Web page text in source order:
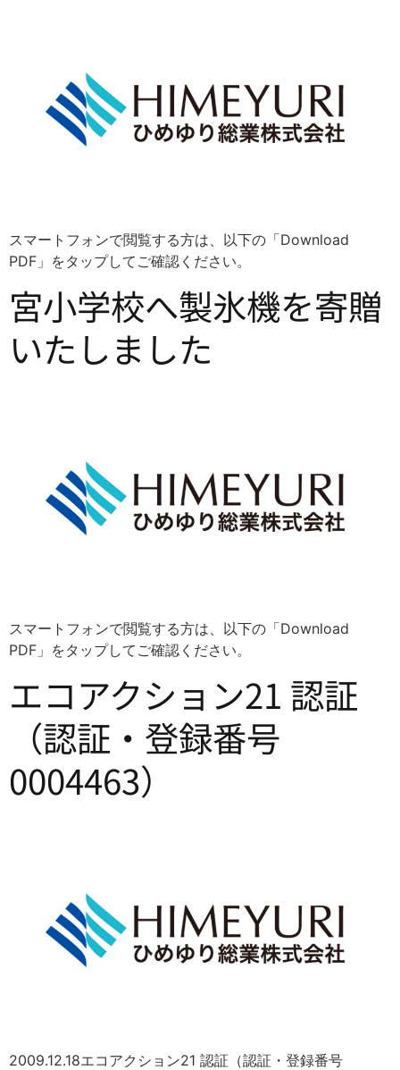
スマートフォンで閲覧する方は、以下の「Download
PDF」をタップしてご確認ください。
宮小学校へ製氷機を寄贈
いたしました
スマートフォンで閲覧する方は、以下の「Download
PDF」をタップしてご確認ください。
エコアクション21 認証
（認証・登録番号
0004463）
2009.12.18エコアクション21 認証（認証・登録番号